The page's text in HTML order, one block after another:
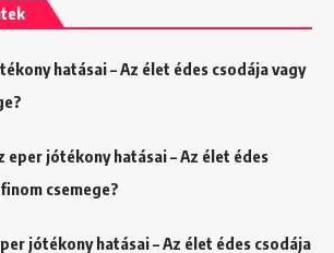
hatásai – Az élet édes csodája vagy
eper jótékony hatásai – Az élet édes
csemege?
jótékony hatásai – Az élet édes csodája